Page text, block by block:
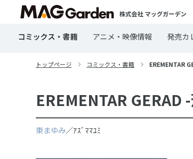
株式会社 マッグガーデン
コミックス・書籍 アニメ・映像情報 発売カ
トップページ コミックス・書籍 EREMENTAR
EREMENTAR GERAD
東まゆみ／ｱｽﾞﾏﾏﾕﾐ